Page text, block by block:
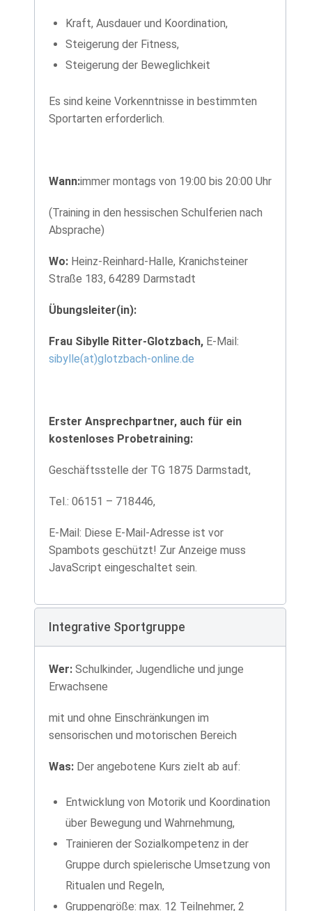
Kraft, Ausdauer und Koordination,
Steigerung der Fitness,
Steigerung der Beweglichkeit
Es sind keine Vorkenntnisse in bestimmten
Sportarten erforderlich.
Wann:immer montags von 19:00 bis 20:00 Uhr
(Training in den hessischen Schulferien nach
Absprache)
Wo: Heinz-Reinhard-Halle, Kranichsteiner
Straße 183, 64289 Darmstadt
Übungsleiter(in):
Frau Sibylle Ritter-Glotzbach, E-Mail:
sibylle(at)glotzbach-online.de
Erster Ansprechpartner, auch für ein
kostenloses Probetraining:
Geschäftsstelle der TG 1875 Darmstadt,
Tel.: 06151 – 718446,
E-Mail: Diese E-Mail-Adresse ist vor
Spambots geschützt! Zur Anzeige muss
JavaScript eingeschaltet sein.
Integrative Sportgruppe
Wer: Schulkinder, Jugendliche und junge
Erwachsene
mit und ohne Einschränkungen im
sensorischen und motorischen Bereich
Was: Der angebotene Kurs zielt ab auf:
Entwicklung von Motorik und Koordination
über Bewegung und Wahrnehmung,
Trainieren der Sozialkompetenz in der
Gruppe durch spielerische Umsetzung von
Ritualen und Regeln,
Gruppengröße: max. 12 Teilnehmer, 2